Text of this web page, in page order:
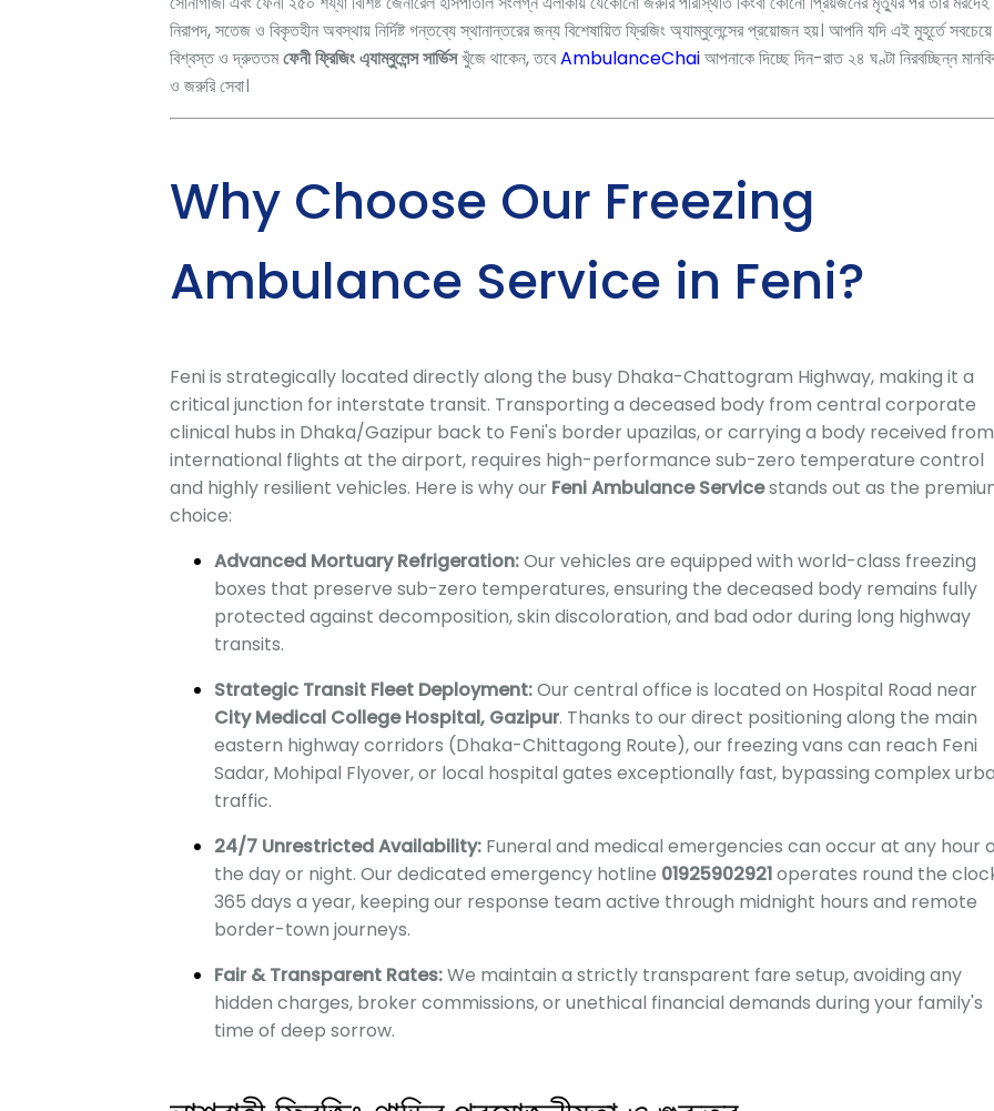
নিরাপদ, সতেজ ও বিকৃতহীন অবস্থায় নির্দিষ্ট গন্তব্যে স্থানান্তরের জন্য বিশেষায়িত ফ্রিজিং অ্যাম্বুলেন্সের প্রয়োজন হয়। আপনি যদি এই মুহূর্তে সবচেয়ে
বিশ্বস্ত ও দ্রুততমফেনী ফ্রিজিং এ্যাম্বুলেন্স সার্ভিসখুঁজে থাকেন, তবেAmbulanceChaiআপনাকে দিচ্ছে দিন-রাত ২৪ ঘণ্টা নিরবচ্ছিন্ন
ও জরুরি সেবা।
Why Choose Our Freezing
Ambulance Service in Feni?
Feni is strategically located directly along the busy Dhaka-Chattogram Highway, making it a
critical junction for interstate transit. Transporting a deceased body from central corporate
clinical hubs in Dhaka/Gazipur back to Feni's border upazilas, or carrying a body received from
international flights at the airport, requires high-performance sub-zero temperature control
and highly resilient vehicles. Here is why our Feni Ambulance Servicestands out as the
choice:
Advanced Mortuary Refrigeration:Our vehicles are equipped with world-class freezing
boxes that preserve sub-zero temperatures, ensuring the deceased body remains fully
protected against decomposition, skin discoloration, and bad odor during long highway
transits.
Strategic Transit Fleet Deployment:Our central office is located on Hospital Road near
City Medical College Hospital, Gazipur. Thanks to our direct positioning along the main
eastern highway corridors (Dhaka-Chittagong Route), our freezing vans can reach Feni
Sadar, Mohipal Flyover, or local hospital gates exceptionally fast, bypassing complex
traffic.
24/7 Unrestricted Availability:Funeral and medical emergencies can occur at any hour
the day or night. Our dedicated emergency hotline 01925902921operates round the
365 days a year, keeping our response team active through midnight hours and remote
border-town journeys.
Fair & Transparent Rates:We maintain a strictly transparent fare setup, avoiding any
hidden charges, broker commissions, or unethical financial demands during your family's
time of deep sorrow.